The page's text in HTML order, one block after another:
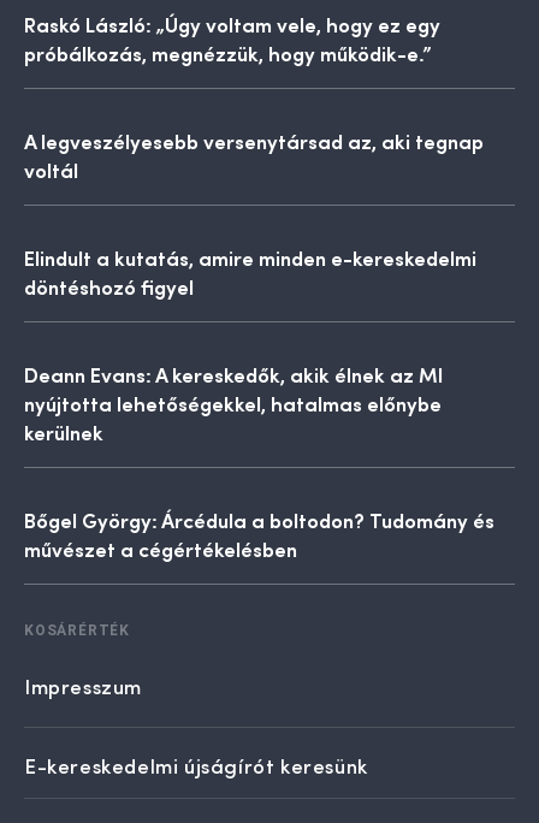
Raskó László: „Úgy voltam vele, hogy ez egy
próbálkozás, megnézzük, hogy működik-e.”
A legveszélyesebb versenytársad az, aki tegnap
voltál
Elindult a kutatás, amire minden e-kereskedelmi
döntéshozó figyel
Deann Evans: A kereskedők, akik élnek az MI
nyújtotta lehetőségekkel, hatalmas előnybe
kerülnek
Bőgel György: Árcédula a boltodon? Tudomány és
művészet a cégértékelésben
KOSÁRÉRTÉK
Impresszum
E-kereskedelmi újságírót keresünk